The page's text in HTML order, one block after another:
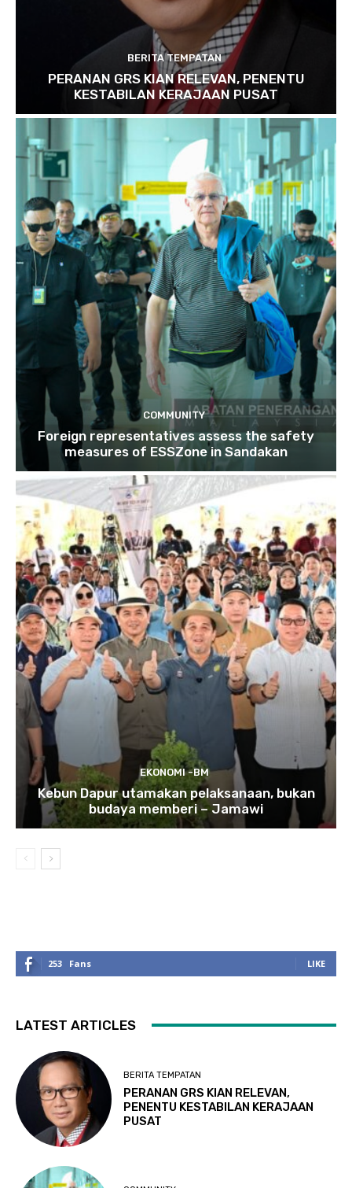
BERITA TEMPATAN
PERANAN GRS KIAN RELEVAN, PENENTU
KESTABILAN KERAJAAN PUSAT
COMMUNITY
Foreign representatives assess the safety
measures of ESSZone in Sandakan
EKONOMI -BM
Kebun Dapur utamakan pelaksanaan, bukan
budaya memberi – Jamawi
253 Fans LIKE
LATEST ARTICLES
BERITA TEMPATAN
PERANAN GRS KIAN RELEVAN,
PENENTU KESTABILAN KERAJAAN
PUSAT